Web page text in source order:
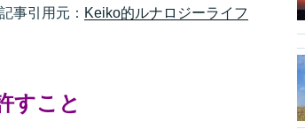
記事引用元： Keiko的ルナロジーライフ
すこと